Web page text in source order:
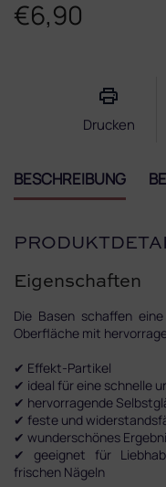
€6,90
Drucken
BESCHREIBUNG
Eigenschaften
Die Basen schaffen
Oberfläche mit
✔ Effekt-Partikel
✔ ideal für eine schnelle
✔ hervorragende
✔ feste und
✔ wunderschönes
✔ geeignet für
frischen Nägeln